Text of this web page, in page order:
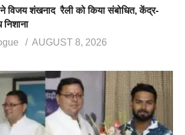
विजय शंखनाद रैली को किया संबोधित, केंद्र-
AUGUST 8, 2026